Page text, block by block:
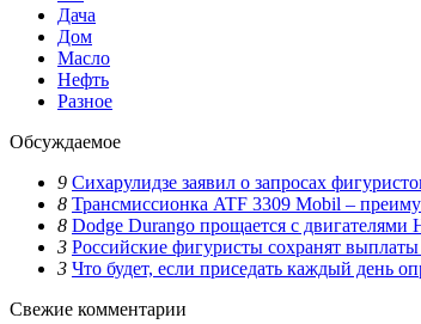
Дача
Дом
Масло
Нефть
Разное
Обсуждаемое
9 Сихарулидзе заявил о запросах
8 Трансмиссионка ATF 3309 Mobil –
8 Dodge Durango прощается с двигателями
3 Российские фигуристы сохранят
3 Что будет, если приседать каждый день
Свежие комментарии